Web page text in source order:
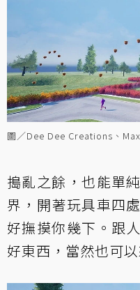
圖／Dee Dee Creations、
搗亂之餘，也能單
界，開著玩具車四
好撫摸你幾下。跟
好東西，當然也可